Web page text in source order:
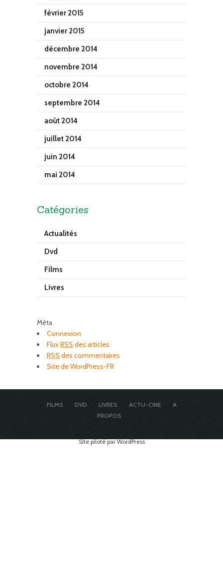
février 2015
janvier 2015
décembre 2014
novembre 2014
octobre 2014
septembre 2014
août 2014
juillet 2014
juin 2014
mai 2014
Catégories
Actualités
Dvd
Films
Livres
Méta
Connexion
FluxRSS des articles
RSS des commentaires
Site de WordPress-FR
FILMS DVD LIVRES ACTU-CINE
A
PROPOS
Site piloté par WordPress